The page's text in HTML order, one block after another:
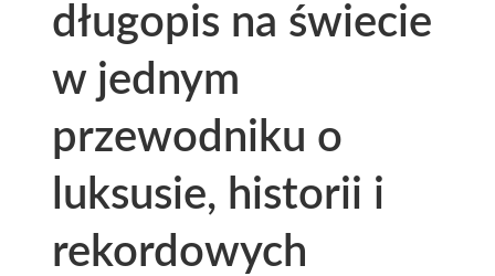
długopis na świecie
w jednym
przewodniku o
luksusie, historii i
rekordowych